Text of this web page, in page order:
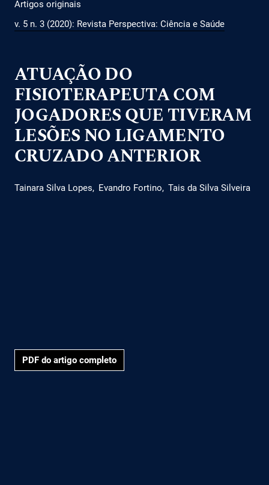
Artigos originais
v. 5 n. 3 (2020): Revista Perspectiva: Ciência e Saúde
ATUAÇÃO DO
FISIOTERAPEUTA COM
JOGADORES QUE TIVERAM
LESÕES NO LIGAMENTO
CRUZADO ANTERIOR
Tainara Silva Lopes Evandro Fortino Tais da Silva Silveira
PDF do artigo completo